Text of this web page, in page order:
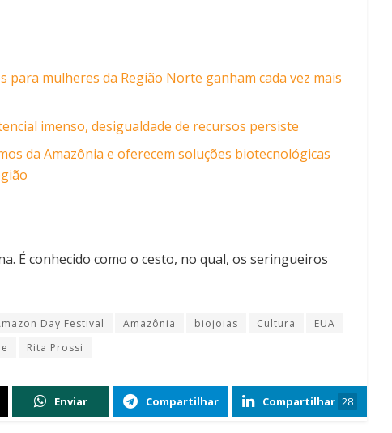
para mulheres da Região Norte ganham cada vez mais
imenso, desigualdade de recursos persiste
da Amazônia e oferecem soluções biotecnológicas
É conhecido como o cesto, no qual, os seringueiros
Day Festival Amazônia biojoias Cultura
EUA
Rita Prossi
Enviar Compartilhar Compartilhar 28